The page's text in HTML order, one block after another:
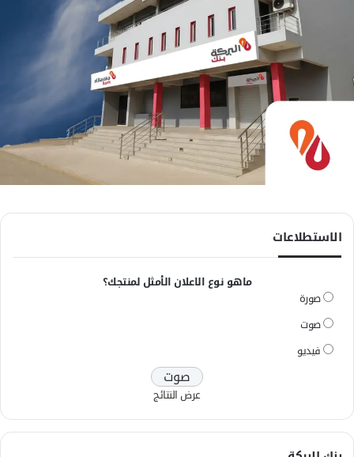
الاستطلاعات
ماهو نوع الاعلان الأمثل لمنتجك؟
صورة
صوت
فيديو
عرض النتائج